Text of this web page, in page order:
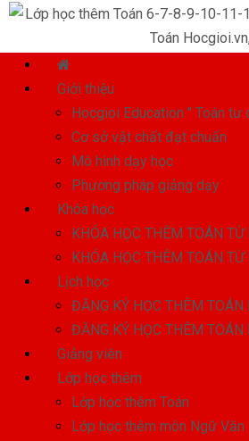
Giới thiệu
Hocgioi Education " Toán tư
Cơ sở vật chất đạt chuẩn
Mô hình dạy học
Phương pháp giảng dạy
Khóa học
KHÓA HỌC THÊM TOÁN
KHÓA HỌC THÊM TOÁN
Lịch học
ĐĂNG KÝ HỌC THÊM
ĐĂNG KÝ HỌC THÊM
Giảng viên
Lớp học thêm
Lớp học thêm Toán
Lớp học thêm môn Ngữ Văn